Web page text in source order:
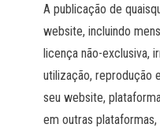
A publicação de
website, incluindo
licença não-exclusiva,
utilização, reprodução
seu website,
em outras